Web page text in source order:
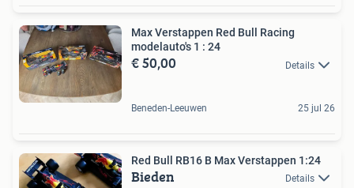
Max Verstappen Red Bull Racing
modelauto's 1 : 24
€ 50,00 Details
Beneden-Leeuwen 25 jul 26
Red Bull RB16 B Max Verstappen 1:24
Bieden Details